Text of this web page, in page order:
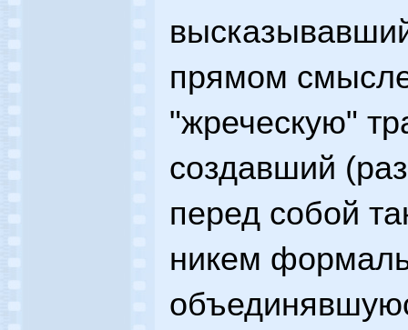
прямом
"жреческую"
создавший
перед собой
никем